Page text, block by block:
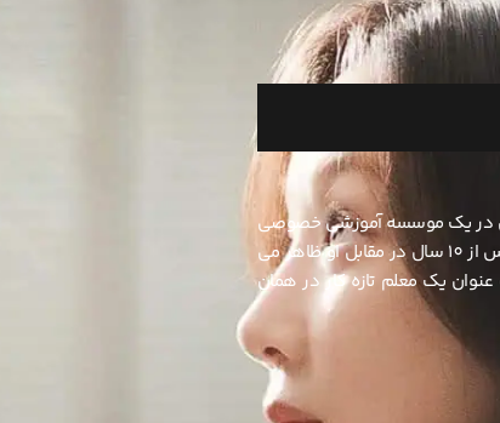
کره ای در یک موسسه آموزشی خصوصی
کار کرده است. شاگرد سابقش لی جون هو برای اولین بار پس از 10 سال در مقابل او ظاهر می
یک معلم تازه کار در همان